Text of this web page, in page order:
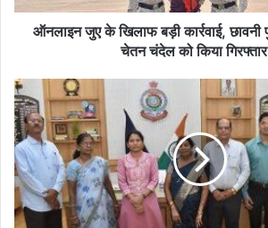
ने
मास्टरमाइंड
को
किया
गिरफ्तार...
ऑनलाइन जुए के खिलाफ बड़ी कार्रवाई, छावनी
चेतन चंदेल को किया
पुलिस
विभाग
के
04
कर्मचारियों
का
सेवानिवृत्ति
पर